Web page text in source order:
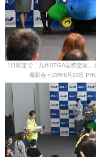
1日限定で「九州SEGA国際空港
撮影会＝23年8月23日